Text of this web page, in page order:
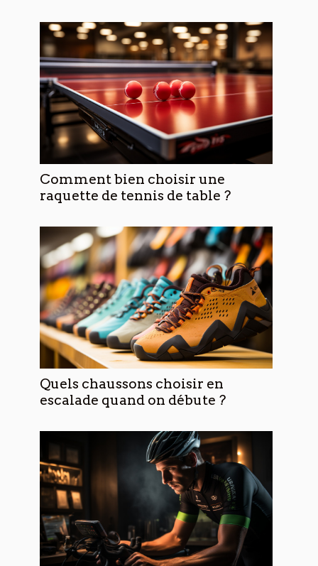
Comment bien choisir une
raquette de tennis de table ?
Quels chaussons choisir en
escalade quand on débute ?